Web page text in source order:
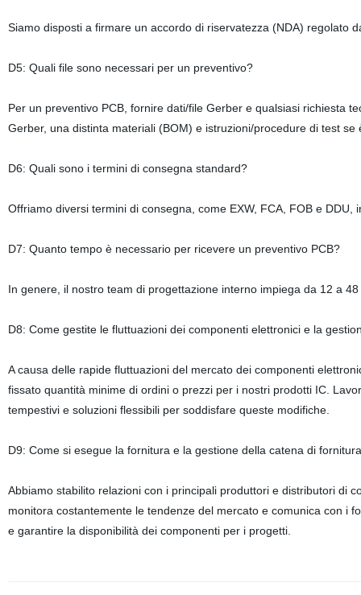
Siamo disposti a firmare un accordo di riservatezza (NDA) regolato
D5: Quali file sono necessari per un preventivo?
Per un preventivo PCB, fornire dati/file Gerber e qualsiasi richiesta
Gerber, una distinta materiali (BOM) e istruzioni/procedure di test
D6: Quali sono i termini di consegna standard?
Offriamo diversi termini di consegna, come EXW, FCA, FOB e DDU,
D7: Quanto tempo è necessario per ricevere un preventivo PCB?
In genere, il nostro team di progettazione interno impiega da 12 a
D8: Come gestite le fluttuazioni dei componenti elettronici e la
A causa delle rapide fluttuazioni del mercato dei componenti
fissato quantità minime di ordini o prezzi per i nostri prodotti IC.
tempestivi e soluzioni flessibili per soddisfare queste modifiche.
D9: Come si esegue la fornitura e la gestione della catena di
Abbiamo stabilito relazioni con i principali produttori e distributori di
monitora costantemente le tendenze del mercato e comunica con i
e garantire la disponibilità dei componenti per i progetti.